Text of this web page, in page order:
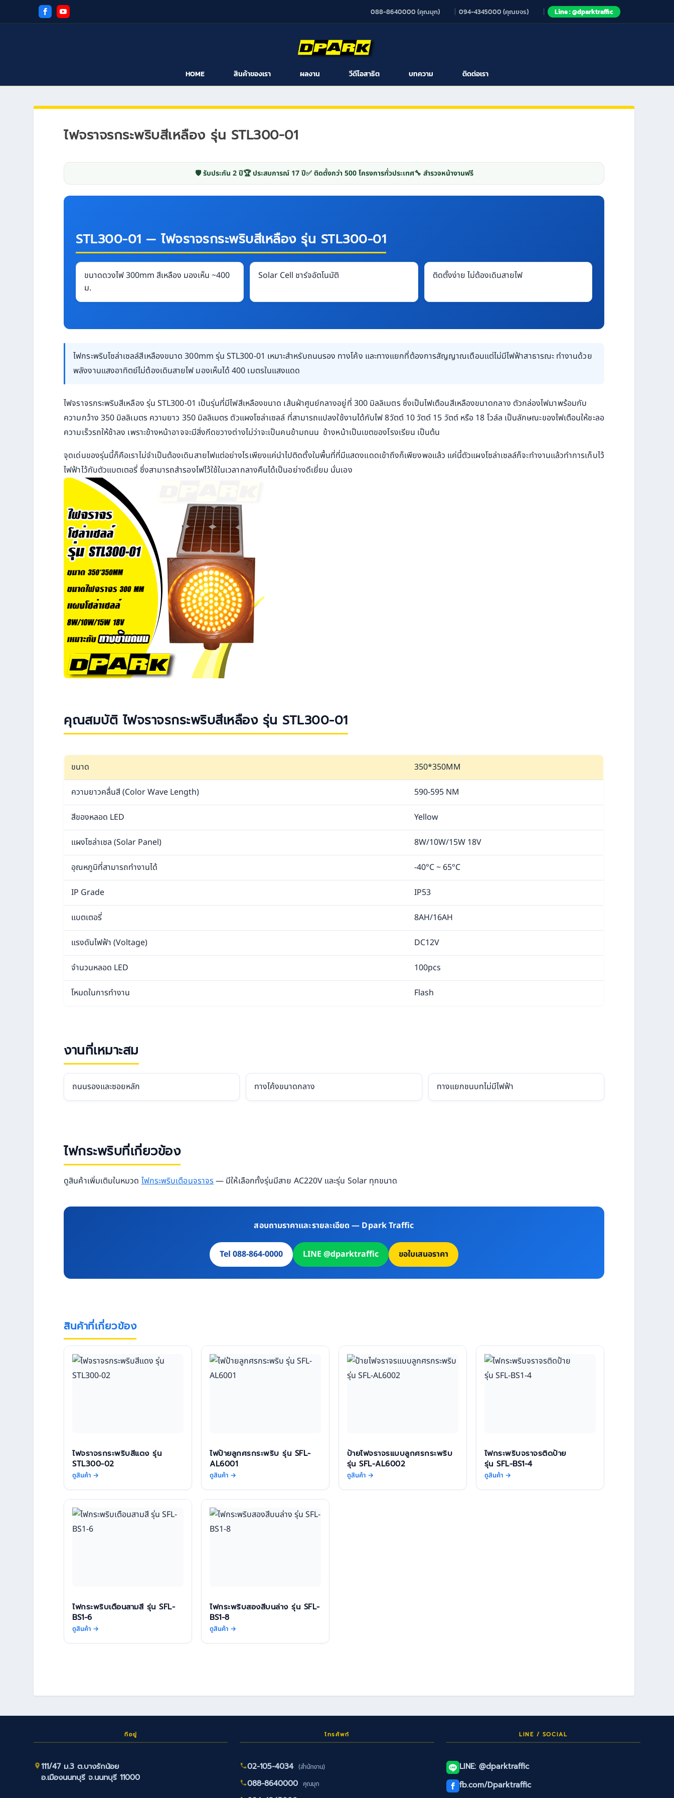
088-8640000 (คุณมุก) 094-4345000 (คุณขจร) Line : @dparktraffic
HOME สินค้าของเรา ผลงาน วีดีโอสาธิต บทความ ติดต่อเรา
ไฟจราจรกระพริบสีเหลือง รุ่น STL300-01
🛡️ รับประกัน 2 ปี🏆 ประสบการณ์ 17 ปี✅ ติดตั้งกว่า 500 โครงการทั่วประเทศ🔧 สำรวจหน้างานฟรี
STL300-01 — ไฟจราจรกระพริบสีเหลือง รุ่น STL300-01
ขนาดดวงไฟ 300mm สีเหลือง มองเห็น ~400
ม.
Solar Cell ชาร์จอัตโนมัติ ติดตั้งง่าย ไม่ต้องเดินสายไฟ
ไฟกระพริบโซล่าเซลล์สีเหลืองขนาด 300mm รุ่น STL300-01 เหมาะสำหรับถนนรอง ทางโค้ง และทางแยกที่ต้องการสัญญาณเตือนแต่ไม่มีไฟฟ้าสาธารณะ ทำงานด้วย
พลังงานแสงอาทิตย์ไม่ต้องเดินสายไฟ มองเห็นได้ 400 เมตรในแสงแดด
ไฟจราจรกระพริบสีเหลือง รุ่น STL300-01 เป็นรุ่นที่มีไฟสีเหลืองขนาด เส้นฝ่าศูนย์กลางอยู่ที่ 300 มิลลิเมตร ซึ่งเป็นไฟเตือนสีเหลืองขนาดกลาง ตัวกล่องไฟมาพร้อมกับ
ความกว้าง 350 มิลลิเมตร ความยาว 350 มิลลิเมตร ตัวแผงโซล่าเซลล์ ที่สามารถแปลงใช้งานได้กับไฟ 8วัตต์ 10 วัตต์ 15 วัตต์ หรือ 18 โวล์ล เป็นลักษณะของไฟเตือนให้ชะลอ
ความเร็วรถให้ช้าลง เพราะข้างหน้าอาจจะมีสิ่งกีดขวางต่างไม่ว่าจะเป็นคนข้ามถนน ข้างหน้าเป็นเขตของโรงเรียน เป็นต้น
จุดเด่นของรุ่นนี้ก็คือเราไม่จำเป็นต้องเดินสายไฟแต่อย่างไรเพียงแค่นำไปติดตั้งในพื้นที่ที่มีแสดงแดดเข้าถึงก็เพียงพอแล้ว แค่นี้ตัวแผงโซล่าเซลล์ก็จะทำงานแล้วทำการเก็บไว้
ไฟฟ้าไว้กับตัวแบตเตอรี่ ซึ่งสามารถสำรองไฟไว้ใช้ในเวลากลางคืนได้เป็นอย่างดีเยี่ยม นั่นเอง
คุณสมบัติ ไฟจราจรกระพริบสีเหลือง รุ่น STL300-01
ขนาด 350*350MM
ความยาวคลื่นสี (Color Wave Length) 590-595 NM
สีของหลอด LED Yellow
แผงโซล่าเซล (Solar Panel) 8W/10W/15W 18V
อุณหภูมิที่สามารถทำงานได้ -40°C ~ 65°C
IP Grade IP53
แบตเตอรี่ 8AH/16AH
แรงดันไฟฟ้า (Voltage) DC12V
จำนวนหลอด LED 100pcs
โหมดในการทำงาน Flash
งานที่เหมาะสม
ถนนรองและซอยหลัก ทางโค้งขนาดกลาง ทางแยกชนบทไม่มีไฟฟ้า
ไฟกระพริบที่เกี่ยวข้อง
ดูสินค้าเพิ่มเติมในหมวดไฟกระพริบเตือนจราจร— มีให้เลือกทั้งรุ่นมีสาย AC220V และรุ่น Solar ทุกขนาด
สอบถามราคาและรายละเอียด — Dpark Traffic
Tel 088-864-0000 LINE @dparktraffic ขอใบเสนอราคา
สินค้าที่เกี่ยวข้อง
ไฟจราจรกระพริบสีแดง รุ่น
STL300-02
ดูสินค้า →
ไฟป้ายลูกศรกระพริบ รุ่น SFL-
AL6001
ดูสินค้า →
ป้ายไฟจราจรแบบลูกศรกระพริบ
รุ่น SFL-AL6002
ดูสินค้า →
ไฟกระพริบจราจรติดป้าย
รุ่น SFL-BS1-4
ดูสินค้า →
ไฟกระพริบเตือนสามสี รุ่น SFL-
BS1-6
ดูสินค้า →
ไฟกระพริบสองสีบนล่าง รุ่น SFL-
BS1-8
ดูสินค้า →
ที่อยู่
111/47 ม.3 ต.บางรักน้อย
อ.เมืองนนทบุรี จ.นนทบุรี 11000
โทรศัพท์
02-105-4034 (สำนักงาน)
088-8640000 คุณมุก
LINE / SOCIAL
LINE: @dparktraffic
fb.com/Dparktraffic